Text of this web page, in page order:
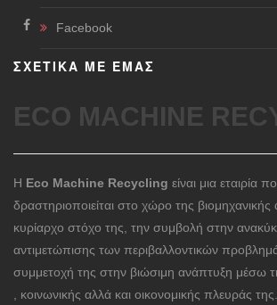
Facebook
ΣΧΕΤΙΚΑ ΜΕ ΕΜΑΣ
ECO MACHINE
Η Eco Machine Recycling είναι μια εταιρία
δραστηριοποιείται στο χώρο της
κυρίαρχο στόχο της, την συμβολή στην
αντιμετώπισης των περιβαλλοντικών
συμμετοχή της στην βιώσιμη ανάπτυξη μέσω
, κοινωνικής αλλά και οικονομικής πλευράς της.